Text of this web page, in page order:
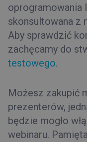
oprogramowania
skonsultowana z
Aby sprawdzić
zachęcamy do
testowego.
Możesz zakupić
prezenterów,
będzie mogło
webinaru.